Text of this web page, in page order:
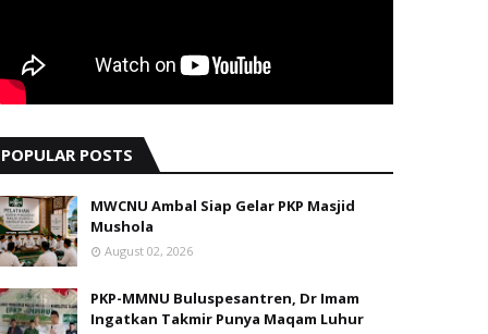
POPULAR POSTS
MWCNU Ambal Siap Gelar PKP Masjid
Mushola
August 02, 2026
PKP-MMNU Buluspesantren, Dr Imam
Ingatkan Takmir Punya Maqam Luhur